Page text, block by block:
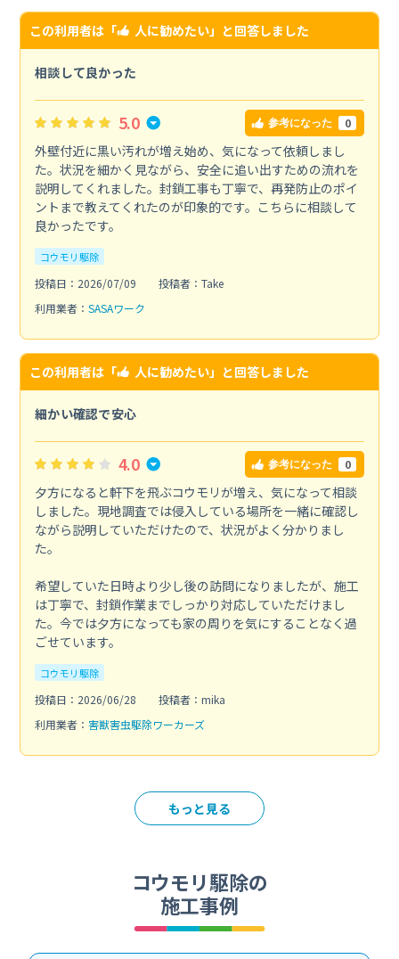
この利用者は「 人に勧めたい」と回答しました
相談して良かった
5.0 参考になった 0
外壁付近に黒い汚れが増え始め、気になって依頼しまし
た。状況を細かく見ながら、安全に追い出すための流れを
説明してくれました。封鎖工事も丁寧で、再発防止のポイ
ントまで教えてくれたのが印象的です。こちらに相談して
良かったです。
コウモリ駆除
投稿日：2026/07/09
投稿者：Take
利用業者： SASAワーク
この利用者は「 人に勧めたい」と回答しました
細かい確認で安心
4.0 参考になった 0
夕方になると軒下を飛ぶコウモリが増え、気になって相談
しました。現地調査では侵入している場所を一緒に確認し
ながら説明していただけたので、状況がよく分かりまし
た。
希望していた日時より少し後の訪問になりましたが、施工
は丁寧で、封鎖作業までしっかり対応していただけまし
た。今では夕方になっても家の周りを気にすることなく過
ごせています。
コウモリ駆除
投稿日：2026/06/28
投稿者：mika
利用業者： 害獣害虫駆除ワーカーズ
もっと見る
コウモリ駆除の
施工事例